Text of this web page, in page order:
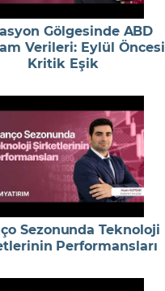
Gölgesinde ABD
Verileri: Eylül Öncesi
Kritik Eşik
Sezonunda Teknoloji
Performansları